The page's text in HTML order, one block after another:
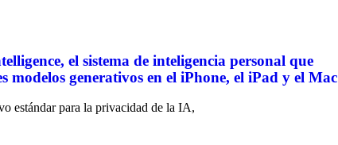
el sistema de inteligencia personal que
modelos generativos en el iPhone, el iPad y el Mac
estándar para la privacidad de la IA,